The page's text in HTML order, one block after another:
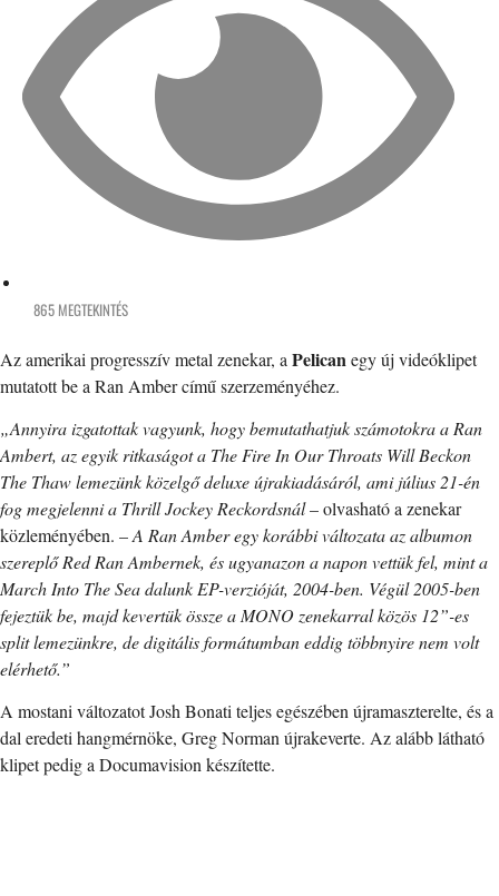
865 MEGTEKINTÉS
Az amerikai progresszív metal zenekar, aPelicanegy új videóklipet
mutatott be a Ran Amber című szerzeményéhez.
„Annyira izgatottak vagyunk, hogy bemutathatjuk számotokra a Ran
Ambert, az egyik ritkaságot a The Fire In Our Throats Will Beckon
The Thaw lemezünk közelgő deluxe újrakiadásáról, ami július 21-én
fog megjelenni a Thrill Jockey Reckordsnál– olvasható a zenekar
közleményében. –A Ran Amber egy korábbi változata az albumon
szereplő Red Ran Ambernek, és ugyanazon a napon vettük fel, mint a
March Into The Sea dalunk EP-verzióját, 2004-ben. Végül 2005-ben
fejeztük be, majd kevertük össze a MONO zenekarral közös 12”-es
split lemezünkre, de digitális formátumban eddig többnyire nem volt
elérhető.”
A mostani változatot Josh Bonati teljes egészében újramaszterelte, és a
dal eredeti hangmérnöke, Greg Norman újrakeverte. Az alább látható
klipet pedig a Documavision készítette.